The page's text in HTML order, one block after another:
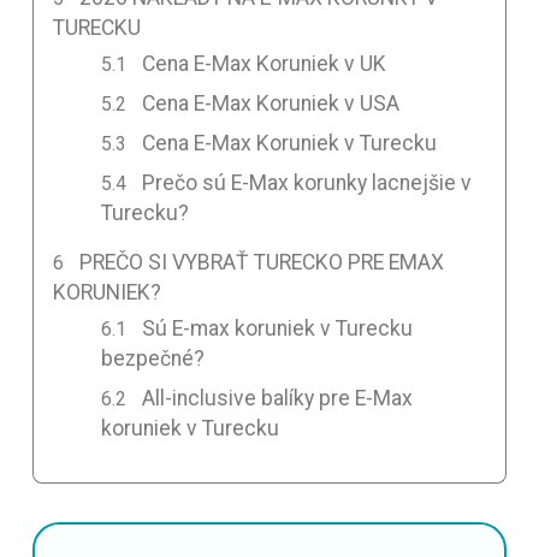
TURECKU
Cena E-Max Koruniek v UK
Cena E-Max Koruniek v USA
Cena E-Max Koruniek v Turecku
Prečo sú E-Max korunky lacnejšie v
Turecku?
PREČO SI VYBRAŤ TURECKO PRE EMAX
KORUNIEK?
Sú E-max koruniek v Turecku
bezpečné?
All-inclusive balíky pre E-Max
koruniek v Turecku